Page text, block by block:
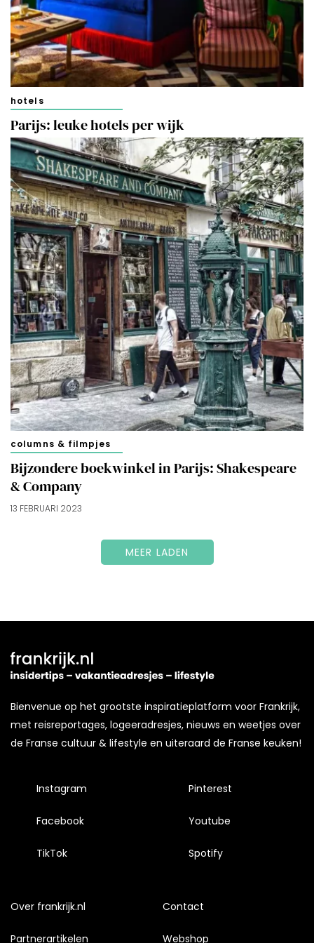
hotels
Parijs: leuke hotels per wijk
columns & filmpjes
Bijzondere boekwinkel in Parijs: Shakespeare
& Company
13 FEBRUARI 2023
MEER LADEN
Bienvenue op het grootste inspiratieplatform voor Frankrijk,
met reisreportages, logeeradresjes, nieuws en weetjes over
de Franse cultuur & lifestyle en uiteraard de Franse keuken!
Instagram
Facebook
TikTok
Pinterest
Youtube
Spotify
Over frankrijk.nl
Partnerartikelen
Contact
Webshop